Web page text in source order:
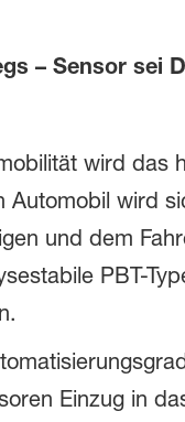
– Sensor sei
wird das
Automobil wird
und dem
PBT-
Einzug in